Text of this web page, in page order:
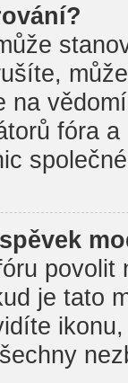
na
fóra
povolit
je tato